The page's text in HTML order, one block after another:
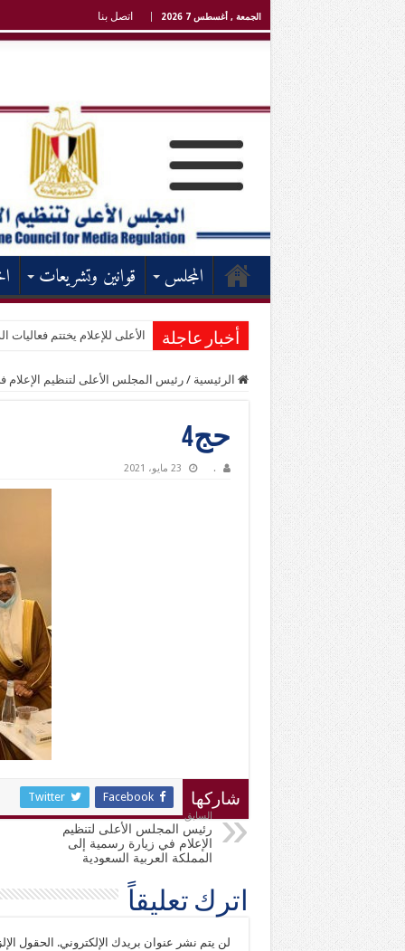
الجمعة , أغسطس 7 2026 اتصل بنا
المجلس قوانين وتشريعات
أخبار عاجلة الأعلى للإعلام يختتم فعاليات
الرئيسية / رئيس المجلس الأعلى لتنظيم الإعلام
حج4
. 23 مايو، 2021
شاركها Facebook
Twitter
السابق
رئيس المجلس الأعلى لتنظيم
الإعلام في زيارة رسمية إلى
المملكة العربية السعودية
اترك تعليقاً
لن يتم نشر عنوان بريدك الإلكتروني. الحقول